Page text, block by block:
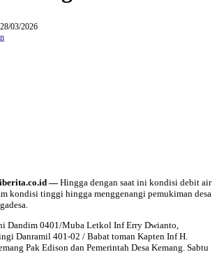
28/03/2026
— Hingga dengan saat ini kondisi debit air
kondisi tinggi hingga menggenangi pemukiman desa
Dandim 0401/Muba Letkol Inf Erry Dwianto,
Danramil 401-02 / Babat toman Kapten Inf H.
Pak Edison dan Pemerintah Desa Kemang. Sabtu